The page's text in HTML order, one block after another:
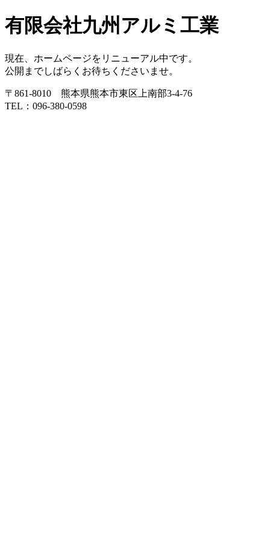
有限会社九州アルミ工業
現在、ホームページをリニューアル中です。
公開までしばらくお待ちくださいませ。
〒861-8010 熊本県熊本市東区上南部3-4-76
TEL：096-380-0598